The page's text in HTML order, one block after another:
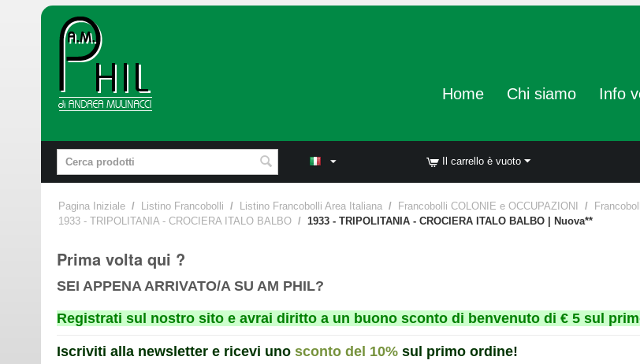
Home Chi siamo Info
Il carrello è vuoto
Pagina Iniziale / Listino Francobolli / Listino Francobolli Area Italiana / Francobolli COLONIE e OCCUPAZIONI /
1933 - TRIPOLITANIA - CROCIERA ITALO BALBO / 1933 - TRIPOLITANIA - CROCIERA ITALO BALBO | Nuova**
Prima volta qui ?
SEI APPENA ARRIVATO/A SU AM PHIL?
Registrati sul nostro sito e avrai diritto a un buono sconto di benvenuto di € 5 sul
Iscriviti alla newsletter e ricevi uno sconto del 10% sul primo ordine!